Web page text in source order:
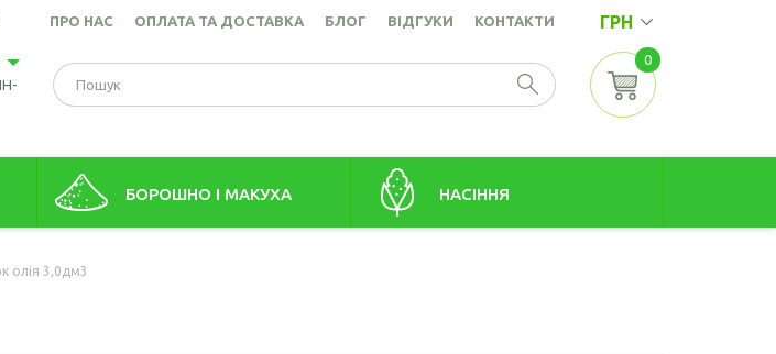
ПРО НАС ОПЛАТА ТА ДОСТАВКА БЛОГ ВІДГУКИ КОНТАКТИ ГРН
0
БОРОШНО І МАКУХА НАСІННЯ
олія 3,0дм3